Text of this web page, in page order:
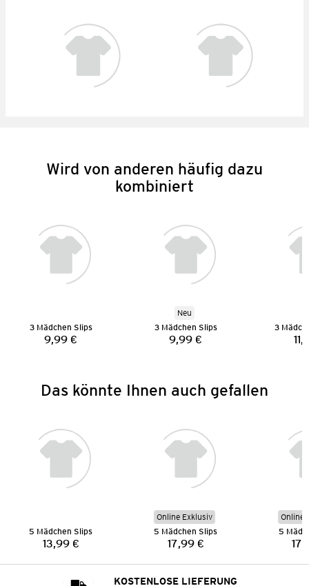
Wird von anderen häufig dazu
kombiniert
3 Mädchen Slips
Preis:
9,99 €
Neu
3 Mädchen Slips
Preis:
9,99 €
3
Das könnte Ihnen auch gefallen
5 Mädchen Slips
Preis:
13,99 €
Online Exklusiv
5 Mädchen Slips
Preis:
17,99 €
Online
5
KOSTENLOSE LIEFERUNG